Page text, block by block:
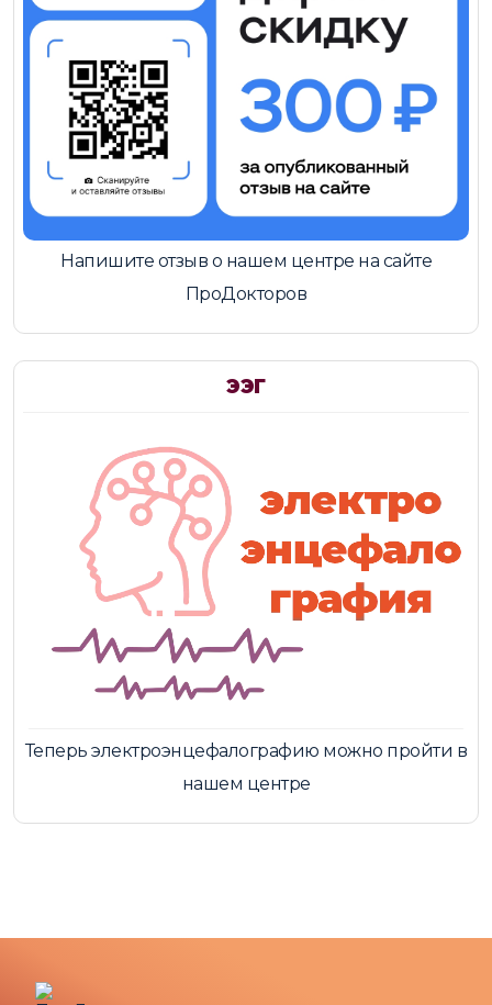
Напишите отзыв о нашем центре на сайте
ПроДокторов
ЭЭГ
Теперь электроэнцефалографию можно пройти в
нашем центре